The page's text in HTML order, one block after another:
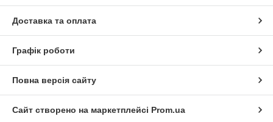
Доставка та оплата
Графік роботи
Повна версія сайту
Сайт створено на маркетплейсі Prom.ua